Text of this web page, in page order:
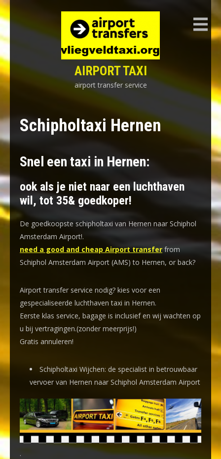
Skip
to
content
AIRPORT TAXI
airport transfer service
Schipholtaxi Hernen
Snel een taxi in Hernen:
ook als je niet naar een luchthaven
wil, tot 35& goedkoper!
De goedkoopste schipholtaxi van Hernen naar Schiphol
Amsterdam Airport!.
need a good and cheap Airport transfer from
Schiphol Amsterdam Airport (AMS) to Hernen, or back?
Airport transfer service nodig? kies voor een
gespecialiseerde luchthaven taxi in Hernen.
Eerste klas service, bagage is inclusief en wij wachten op
u bij vertragingen.(zonder meerprijs!)
Gratis annuleren!
Schipholtaxi Wijchen: de specialist in betrouwbaar
vervoer van Hernen naar Schiphol Amsterdam Airport
.